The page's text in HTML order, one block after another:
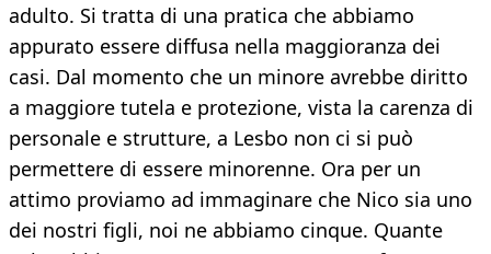
adulto. Si tratta di una pratica che abbiamo
appurato essere diffusa nella maggioranza dei
casi. Dal momento che un minore avrebbe diritto
a maggiore tutela e protezione, vista la carenza di
personale e strutture, a Lesbo non ci si può
permettere di essere minorenne. Ora per un
attimo proviamo ad immaginare che Nico sia uno
dei nostri figli, noi ne abbiamo cinque. Quante